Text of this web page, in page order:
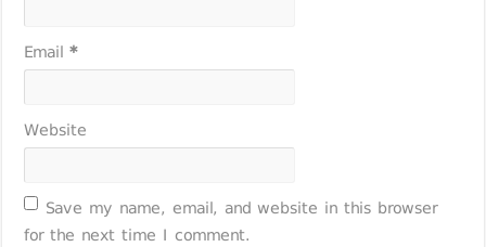
Email*
Website
Save my name, email, and website in this browser
for the next time I comment.